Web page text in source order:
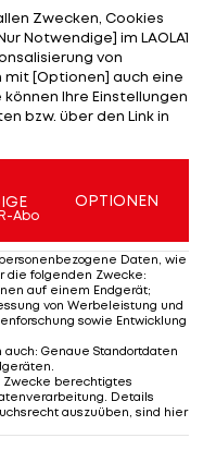
stand zuletzt bei
und ist nach Milovan
zweite Neuzugang
Tarolis ist bereits
gegen
Zwecken, Cookies
Notwendige] im LAOLA1
von
mit [Optionen] auch eine
Ihre Einstellungen
bzw. über den Link in
Abo
OPTIONEN
Daten, wie
die folgenden Zwecke:
auf einem Endgerät;
von Werbeleistung und
sowie Entwicklung
auch: Genaue Standortdaten
.
berechtigtes
Details
auszuüben, sind hier